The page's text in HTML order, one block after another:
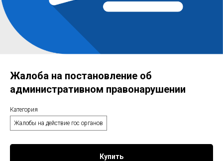
Жалоба на постановление об
административном правонарушении
Категория
Жалобы на действие гос органов
Купить